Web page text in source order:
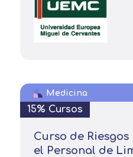
Medicina
15% Cursos
Curso de
el Personal de